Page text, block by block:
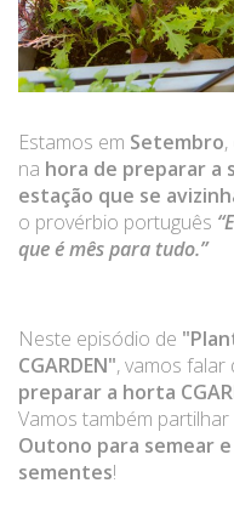
DICAS
Estamos em Setembro
na hora de preparar a
estação que se
o provérbio português
que é mês para tudo.”
Neste episódio de
CGARDEN", vamos falar
preparar a horta
Vamos também
Outono para semear
sementes!